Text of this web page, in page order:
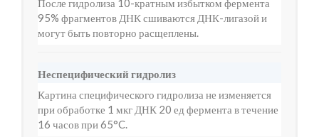
После гидролиза 10-кратным избытком фермента
95% фрагментов ДНК сшиваются ДНК-лигазой и
могут быть повторно расщеплены.
Неспецифический гидролиз
Картина специфического гидролиза не изменяется
при обработке 1 мкг ДНК 20 ед фермента в течение
16 часов при 65°C.